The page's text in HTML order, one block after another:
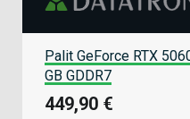
Palit GeForce RTX
GB GDDR7
449,90 €